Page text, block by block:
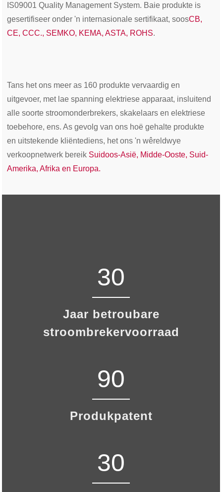
IS09001 Quality Management System. Baie produkte is
gesertifiseer onder 'n internasionale sertifikaat, soosCB,
CE, CCC., SEMKO, KEMA, ASTA, ROHS.
Tans het ons meer as 160 produkte vervaardig en
uitgevoer, met lae spanning elektriese apparaat, insluitend
alle soorte stroomonderbrekers, skakelaars en elektriese
toebehore, ens. As gevolg van ons hoë gehalte produkte
en uitstekende kliëntediens, het ons 'n wêreldwye
verkoopnetwerk bereik Suidoos-Asië, Midde-Ooste, Suid-
Amerika, Afrika en Europa.
30
Jaar betroubare
stroombrekervoorraad
90
Produkpatent
30